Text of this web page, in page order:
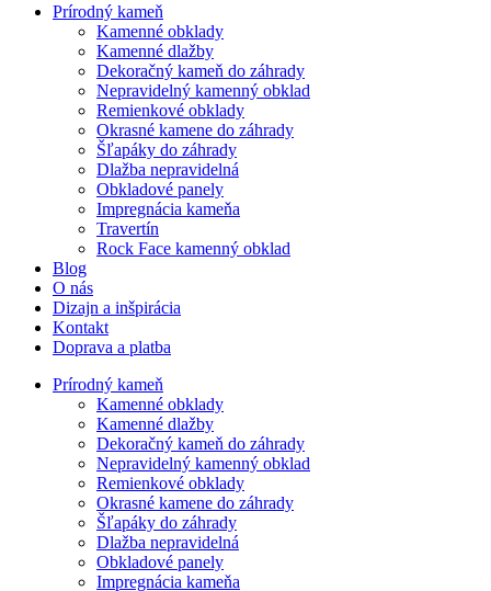
Prírodný kameň
Kamenné obklady
Kamenné dlažby
Dekoračný kameň do záhrady
Nepravidelný kamenný obklad
Remienkové obklady
Okrasné kamene do záhrady
Šľapáky do záhrady
Dlažba nepravidelná
Obkladové panely
Impregnácia kameňa
Travertín
Rock Face kamenný obklad
Blog
O nás
Dizajn a inšpirácia
Kontakt
Doprava a platba
Prírodný kameň
Kamenné obklady
Kamenné dlažby
Dekoračný kameň do záhrady
Nepravidelný kamenný obklad
Remienkové obklady
Okrasné kamene do záhrady
Šľapáky do záhrady
Dlažba nepravidelná
Obkladové panely
Impregnácia kameňa